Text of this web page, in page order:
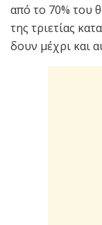
από το 70% του
της τριετίας
δουν μέχρι και